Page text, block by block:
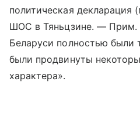
политическая декларация
ШОС в Тяньцзине. — Прим.
Беларуси полностью
были продвинуты
характера».